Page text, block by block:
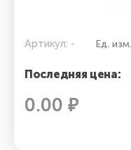
Артикул: - Ед.
Последняя цена:
0.00 ₽